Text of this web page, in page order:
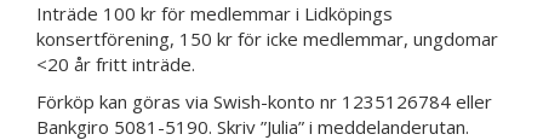
Inträde 100 kr för medlemmar i Lidköpings
konsertförening, 150 kr för icke medlemmar, ungdomar
<20 år fritt inträde.
Förköp kan göras via Swish-konto nr 1235126784 eller
Bankgiro 5081-5190. Skriv ”Julia” i meddelanderutan.